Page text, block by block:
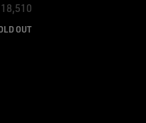
actual $ 18,510
OUT